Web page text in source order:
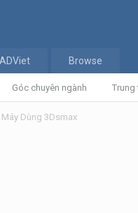
Góc chuyên ngành Trung
Browse
Dùng 3Dsmax